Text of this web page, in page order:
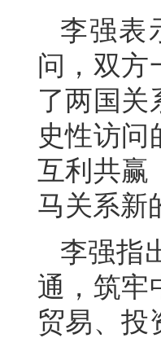
李强表
问，双方
了两国关
史性访问
互利共赢
马关系新
李强指
通，筑牢
贸易、投